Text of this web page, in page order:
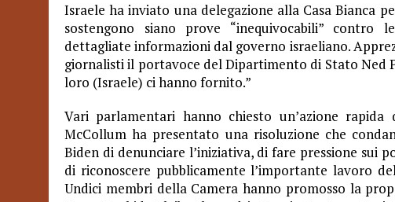
Israele ha inviato una delegazione alla Casa Bianca
sostengono siano prove “inequivocabili” contro
dettagliate informazioni dal governo israeliano.
giornalisti il portavoce del Dipartimento di Stato Ned
loro (Israele) ci hanno fornito.”
Vari parlamentari hanno chiesto un’azione
McCollum ha presentato una risoluzione che
Biden di denunciare l’iniziativa, di fare pressione sui
di riconoscere pubblicamente l’importante lavoro
Undici membri della Camera hanno promosso la